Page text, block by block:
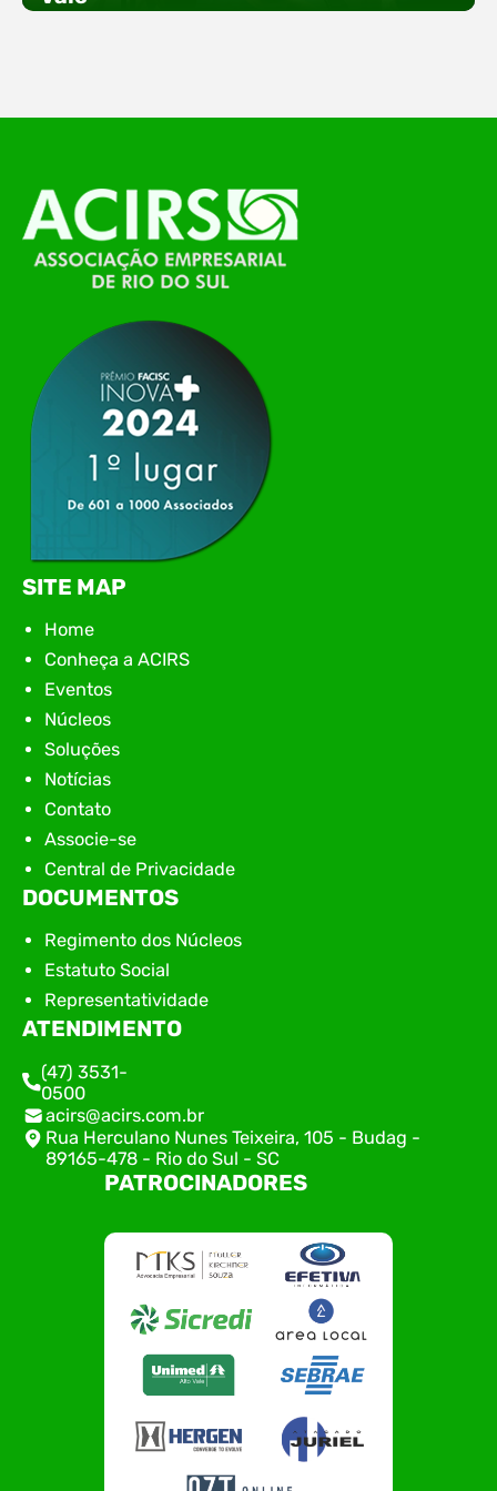
O Polo ACATE-ACIRS, por meio do NIAVI – Núcleo
de Tecnologia da Informação do Alto Vale do
Itajaí, realizou, no dia 21 de julho, o evento
Conexão Tech NIAVI, reunindo empresas de
tecnologia da região para uma noite de
apresentação de novas iniciativas para o setor. O
encontro aconteceu em Rio…
SITE MAP
Home
Conheça a ACIRS
Eventos
Núcleos
Soluções
Notícias
Contato
Associe-se
Central de Privacidade
DOCUMENTOS
Regimento dos Núcleos
Estatuto Social
Representatividade
ATENDIMENTO
(47) 3531-
0500
acirs@acirs.com.br
Rua Herculano Nunes Teixeira, 105 - Budag -
89165-478 - Rio do Sul - SC
PATROCINADORES